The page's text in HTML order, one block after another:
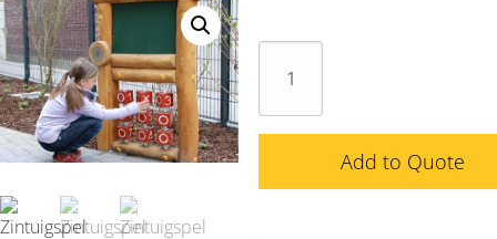
mobiele
telefoon
aantal
Add to Quote